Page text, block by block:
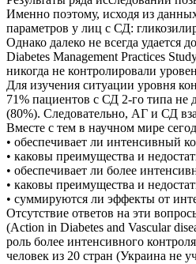
Именно поэтому, исходя из
параметров у лиц с СД:
Однако далеко не всегда удается
Diabetes Management Practices
никогда не контролировали
Для изучения ситуации уровня
71% пациентов с СД 2-го типа не
(80%). Следовательно, АГ и СД
Вместе с тем в научном мире
• обеспечивает ли интенсивный
• каковы преимущества и
• обеспечивает ли более
• каковы преимущества и
• суммируются ли эффекты от
Отсутствие ответов на эти
(Action in Diabetes and Vascular
роль более интенсивного
человек из 20 стран (Украина не